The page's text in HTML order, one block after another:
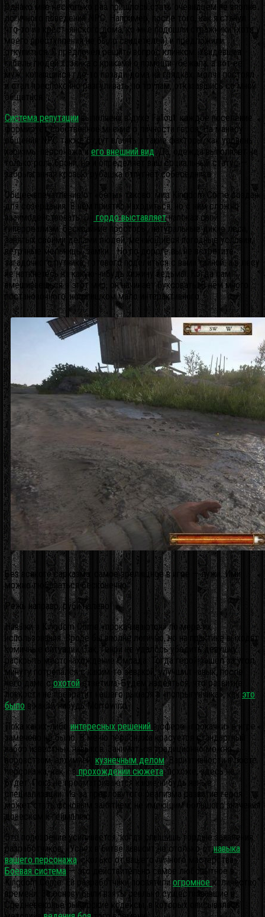
Однако мне несколько раз пришлось стать очевидцем не вполне
логичного поведения NPC. Например, после того, как я стянул
что-то из крестьянского дома, ко мне подошли стражники (хотя у
моего преступления не было свидетелей) и предложили
откупиться. Я предпочёл решить вопрос клинком. Увидевшая
гибель людей хозяйка с криками о помощи убежала, а вот её
муж, копавшийся где-то позади дома на грядках, молча постоял
и стал преспокойно разгуливать по трупам, отказавшись со мной
общаться.
Система репутации выполнена в духе Fallout: каждое поселение
формирует собственное мнение о личности героя. На манеру
общения NPC также будут влиять и такие факторы, как уровень
харизмы персонажа и его внешний вид . Да, одежда выполняет не
только роль брони, но и определяет ваш социальный статус —
забрызганная кровью рубашка отпугнёт собеседника.
Общее впечатление от «беты» таково: мир Kingdom Come создан
для созерцания. В нём приятно находиться, но с ним сложно
взаимодействовать. Он
гордо выставляетнапоказ свой
гиперреализм: бескрайние просторы, натуральные дикие леса,
занятых своими делами людей, меняющиеся погодные условия,
ветряные мельницы, замки… Но по дороге вы не встретите
загадочного путника, готового поделиться с вами тайной, а в лесу
не наткнётесь на какую-нибудь хижину ведьмы. Когда сам
вмешиваешься в этот мир, он начинает буксовать. В нём много
постановочного, но слишком мало интерактивного.
Без всякого сарказма: самое зрелищное в игре — лужи. Ими
можно любоваться бесконечно.
Режь направо, руби налево!
Навыки в Kingdom Come «прокачиваются» по мере их
использования. Вроде бы вполне логично, но на практике выходят
комичные ситуации. Так, Генри не удалось убедить девушку
раскрыть местонахождение Смрада. Тогда герой зашёл за угол,
минуту потрепался с каким-то зевакой, улучшил навык, после
чего дама сохотойответила. Будем надеяться, что развитие
ловкости не превратит нашего рыцаря в «попрыгунчика», как это
было в какой-нибудь Morrowind.
Пока каких-либоинтересных решений в сфере «прокачки» в игре
замечено не было. В меню персонажа красуется стандартный
набор известных навыков. Заниматься традиционно можно
воровством, алхимией, кузнечным делом. Вариативности в росте
персонажа, как и впрохождении сюжета, похоже, здесь не
будет. Пока не просматриваются какие-нибудь явные
специализации. Из-за пресловутого реализма развитие героя
может стать фоновым занятием, не имеющим большого значения
довеском к геймплею.
Это подозрение усиливается, когда слышишь гордые заявления
разработчиков: «Успех в битве зависит не столько отнавыка
вашего персонажа, сколько от вашего личного мастерства».
Боевая система — это действительно самое любопытное в
Kingdom Come. Ей разработчики посвятилиогромноеколичество
времени. За основу были взяты реально существовавшие в
Средневековье рыцарские кодексы, в которых описывалась